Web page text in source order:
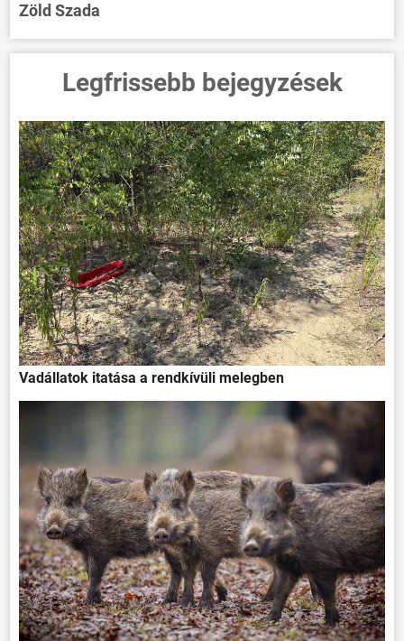
Zöld Szada
Legfrissebb bejegyzések
Vadállatok itatása a rendkívüli melegben